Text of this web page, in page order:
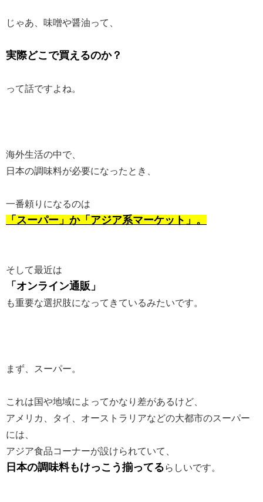
じゃあ、味噌や醤油って、
実際どこで買えるのか？
って話ですよね。
海外生活の中で、
日本の調味料が必要になったとき、
一番頼りになるのは
「スーパー」か「アジア系マーケット」。
そして最近は
「オンライン通販」
も重要な選択肢になってきているみたいです。
まず、スーパー。
これは国や地域によってかなり差があるけど、
アメリカ、タイ、オーストラリアなどの大都市のスーパー
には、
アジア食品コーナーが設けられていて、
日本の調味料もけっこう揃ってるらしいです。